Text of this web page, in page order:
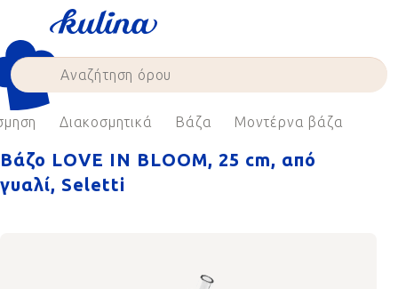
content
Διακοσμητικά Βάζα Μοντέρνα βάζα
Βάζο LOVE IN BLOOM, 25 cm, από
γυαλί, Seletti